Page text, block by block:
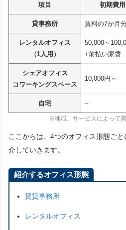
項目 初期費用
貸事務所 賃料の7か月
レンタルオフィス
（1人用）
50,000～
+前払い家賃
シェアオフィス
コワーキングスペース
10,000円～
自宅 –
※地域、サービスによって
ここからは、4つのオフィス形態ご
介していきます。
紹介するオフィス形態
賃貸事務所
レンタルオフィス